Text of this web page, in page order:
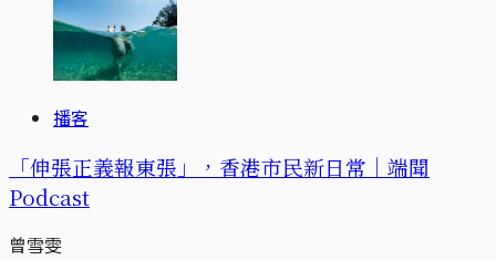
播客
「伸張正義報東張」，香港市民新日常｜端聞
Podcast
曾雪雯